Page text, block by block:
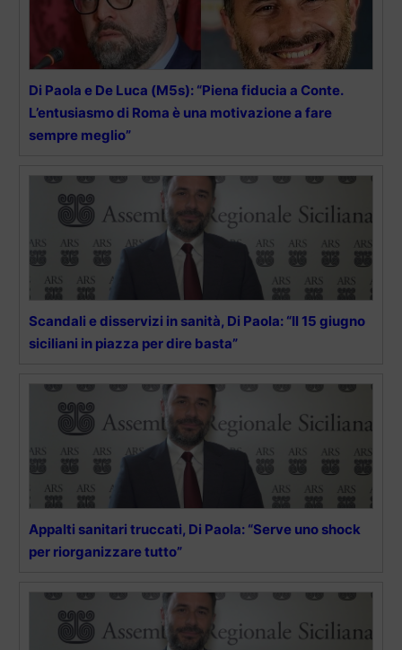
Di Paola e De Luca (M5s): “Piena fiducia a Conte.
L’entusiasmo di Roma è una motivazione a fare
sempre meglio”
Scandali e disservizi in sanità, Di Paola: “Il 15 giugno
siciliani in piazza per dire basta”
Appalti sanitari truccati, Di Paola: “Serve uno shock
per riorganizzare tutto”